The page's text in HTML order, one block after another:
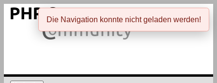
Die Navigation konnte nicht geladen werden!